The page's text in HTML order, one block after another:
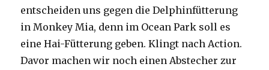
entscheiden uns gegen die Delphinfütterung
in Monkey Mia, denn im Ocean Park soll es
eine Hai-Fütterung geben. Klingt nach Action.
Davor machen wir noch einen Abstecher zur